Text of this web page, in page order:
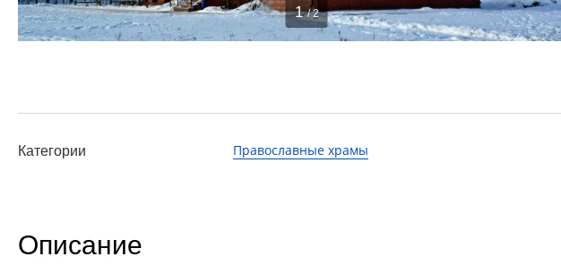
1 / 2
Категории Православные храмы
Описание